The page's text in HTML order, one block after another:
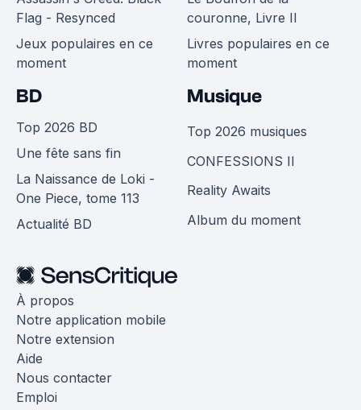
Flag - Resynced
Jeux populaires en ce
moment
couronne, Livre II
Livres populaires en ce
moment
BD
Top 2026 BD
Une fête sans fin
La Naissance de Loki -
One Piece, tome 113
Actualité BD
Musique
Top 2026 musiques
CONFESSIONS II
Reality Awaits
Album du moment
À propos
Notre application mobile
Notre extension
Aide
Nous contacter
Emploi